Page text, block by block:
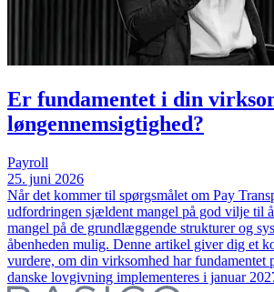
Er fundamentet i din
løngennemsigtighed?
Payroll
25. juni 2026
Når det kommer til spørgsmålet om Pay
udfordringen sjældent mangel på god vilje til
mangel på de grundlæggende strukturer og
åbenheden mulig. Denne artikel giver dig et
vurdere, om din virksomhed har fundamentet
danske lovgivning implementeres i januar